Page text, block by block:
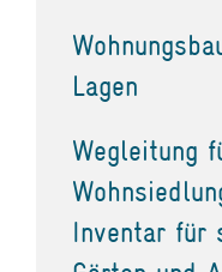
Lagen
Wegleitung
Inventar für